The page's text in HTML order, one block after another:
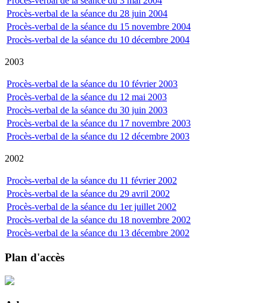
Procès-verbal de la séance du 28 juin 2004
Procès-verbal de la séance du 15 novembre 2004
Procès-verbal de la séance du 10 décembre 2004
2003
Procès-verbal de la séance du 10 février 2003
Procès-verbal de la séance du 12 mai 2003
Procès-verbal de la séance du 30 juin 2003
Procès-verbal de la séance du 17 novembre 2003
Procès-verbal de la séance du 12 décembre 2003
2002
Procès-verbal de la séance du 11 février 2002
Procès-verbal de la séance du 29 avril 2002
Procès-verbal de la séance du 1er juillet 2002
Procès-verbal de la séance du 18 novembre 2002
Procès-verbal de la séance du 13 décembre 2002
Plan d'accès